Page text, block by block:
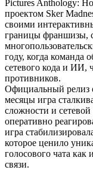
Pictures Anthology:
проектом Sker
своими
границы франшизы,
году, когда команда
сетевого кода и ИИ,
противников.
Официальный релиз
месяцы игра
сложности и
оперативно
игра
которое ценило
голосового чата как
связи.